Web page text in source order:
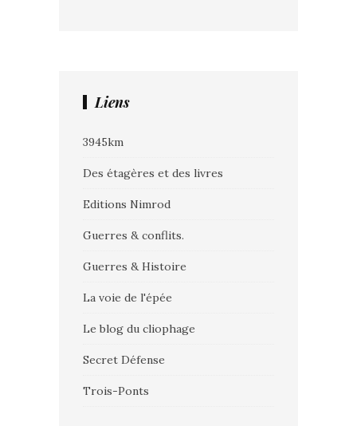
Liens
3945km
Des étagères et des livres
Editions Nimrod
Guerres & conflits.
Guerres & Histoire
La voie de l'épée
Le blog du cliophage
Secret Défense
Trois-Ponts